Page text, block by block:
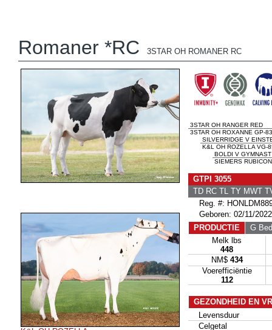
Romaner *RC 3STAR OH ROMANER RC
3STAR OH RANGER RED
3STAR OH ROXANNE GP-
SILVERRIDGE V
K&L OH ROZELLA VG-
BOLDI V GYMNAST
SIEMERS
GTPI 3055
TD RC TL TY MWT
Reg. #:
Geboren: 02/11/2022
PRODUCTIE
G
Melk lbs
448
NM$ 434
Voerefficiëntie
112
GEZONDHEID EN
Levensduur
Celgetal